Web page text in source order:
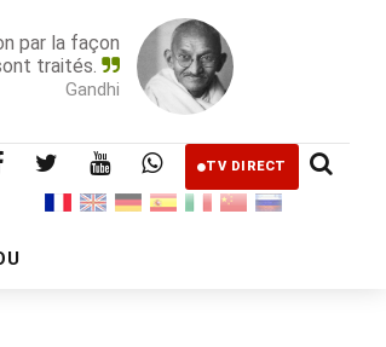
par la façon
traités.
Gandhi
TV DIRECT